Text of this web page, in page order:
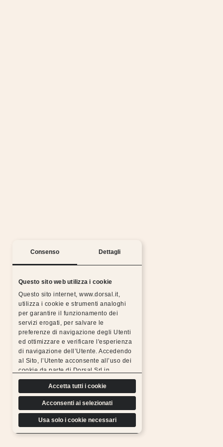
Consenso Dettagli
Questo sito web utilizza i cookie
Questo sito internet, www.dorsal.it,
utilizza i cookie e strumenti analoghi
per garantire il funzionamento dei
servizi erogati, per salvare le
preferenze di navigazione degli Utenti
ed ottimizzare e verificare l'esperienza
di navigazione dell’Utente. Accedendo
al Sito, l’Utente acconsente all’uso dei
cookie da parte di Dorsal Srl in
conformità a quanto previsto di seguito.
Accetta tutti i cookie
Acconsenti ai selezionati
Usa solo i cookie necessari
Notti serene con la garanzia Dorsal
Tutti i prodotti Dorsal sono realizzati con materiali
scelti, resistenti, duraturi e sottoposti a rigorosi
test di controllo, per questo possiamo
offrire l’estensione gratuita della garanzia.
Scopri di più